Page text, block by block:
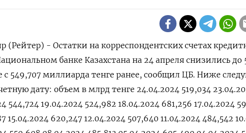
- Остатки на корреспондентских счетах
банке Казахстана на 24 апреля снизились до
с 549,707 миллиарда тенге ранее, сообщил ЦБ. Ниже
дату: объем в млрд тенге 24.04.2024 519,034
544,724 19.04.2024 524,982 18.04.2024 681,256 17.04.2024
15.04.2024 620,247 12.04.2024 507,640 11.04.2024 484,542